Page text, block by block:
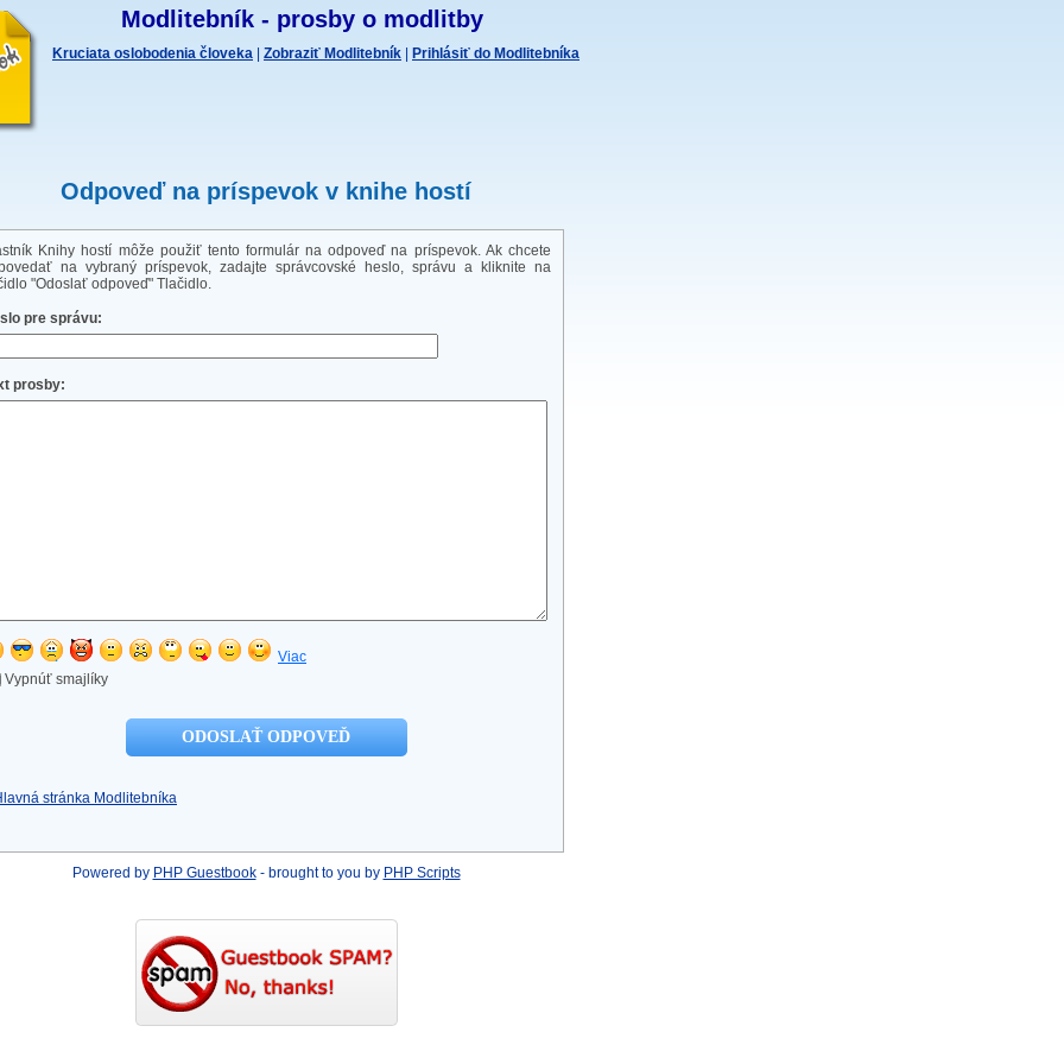
Modlitebník - prosby o modlitby
Kruciata oslobodenia človeka Zobraziť Modlitebník Prihlásiť do Modlitebníka
Odpoveď na príspevok v knihe hostí
Knihy hostí môže použiť tento formulár na odpoveď na príspevok. Ak chcete
na vybraný príspevok, zadajte správcovské heslo, správu a kliknite na
"Odoslať odpoveď" Tlačidlo.
pre správu:
prosby:
Viac
Vypnúť smajlíky
stránka Modlitebníka
Powered by PHP Guestbook- brought to you by PHP Scripts